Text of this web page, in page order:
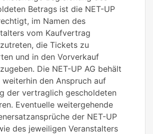
Betrags ist die NET-UP
im Namen des
vom Kaufvertrag
die Tickets zu
und in den Vorverkauf
Die NET-UP AG behält
weiterhin den Anspruch auf
der vertraglich gescholdeten
Eventuelle weitergehende
der NET-UP
des jeweiligen Veranstalters